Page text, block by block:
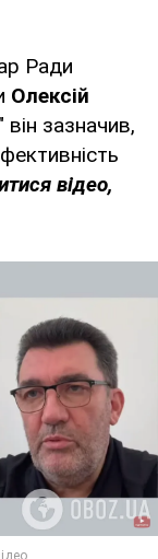
Ради
Олексій
він зазначив,
відео,